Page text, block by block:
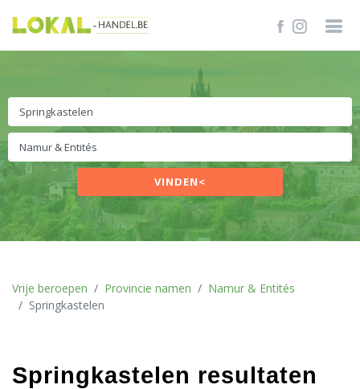
VINDEN<
Vrije beroepen Provincie namen
Namur & Entités
Springkastelen
Springkastelen resultaten